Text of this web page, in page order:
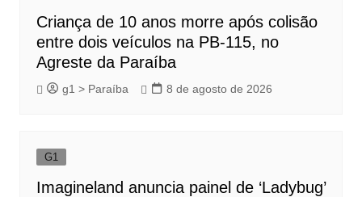
Criança de 10 anos morre após colisão
entre dois veículos na PB-115, no
Agreste da Paraíba
g1 > Paraíba 8 de agosto de 2026
G1
Imagineland anuncia painel de ‘Ladybug’